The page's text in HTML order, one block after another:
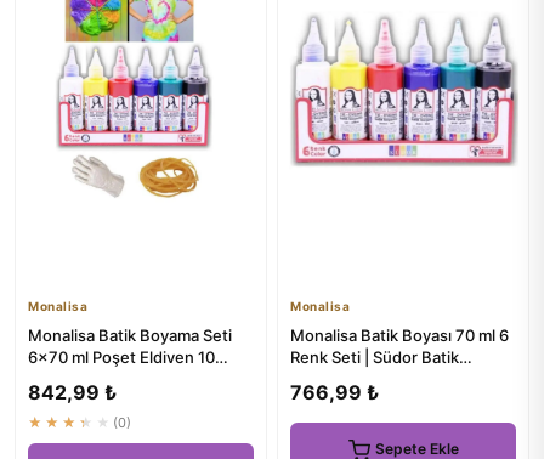
Monalisa
Monalisa Batik Boyama Seti
6x70 ml Poşet Eldiven 10
842,99 ₺
★★★★★ (0)
Monalisa
Monalisa Batik Boyası 70 ml 6
Renk Seti | Südor Batik
766,99 ₺
Sepete Ekle